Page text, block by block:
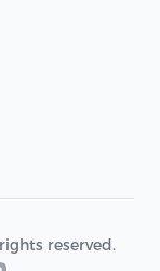
reserved.